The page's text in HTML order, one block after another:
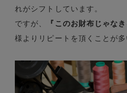
れがシフトしています。
ですが、
『このお財布じゃな
様よりリピートを頂くことが多